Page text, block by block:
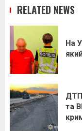
RELATED NEWS
На
ДТП
та